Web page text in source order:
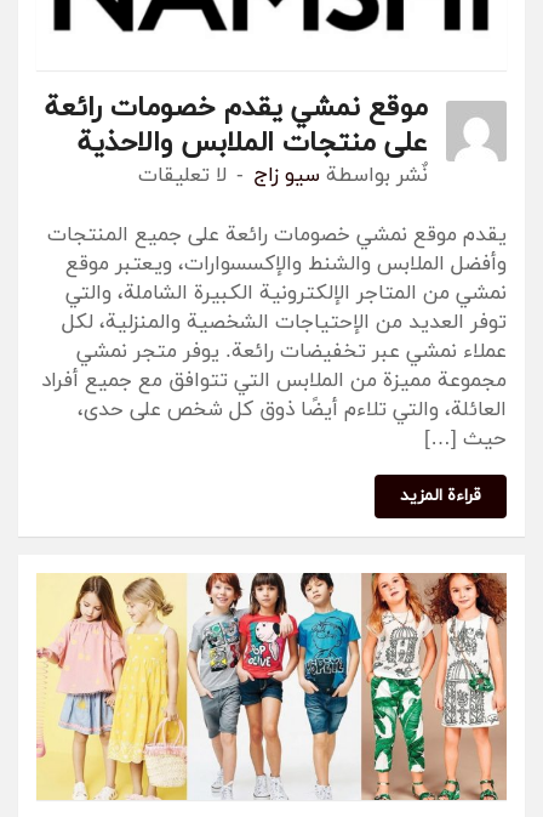
موقع نمشي يقدم خصومات رائعة
على منتجات الملابس والاحذية
نٌشر بواسطة سيو زاج لا تعليقات
يقدم موقع نمشي خصومات رائعة على جميع المنتجات
وأفضل الملابس والشنط والإكسسوارات، ويعتبر موقع
نمشي من المتاجر الإلكترونية الكبيرة الشاملة، والتي
توفر العديد من الإحتياجات الشخصية والمنزلية، لكل
عملاء نمشي عبر تخفيضات رائعة. يوفر متجر نمشي
مجموعة مميزة من الملابس التي تتوافق مع جميع أفراد
العائلة، والتي تلاءم أيضًا ذوق كل شخص على حدى،
حيث […]
قراءة المزيد